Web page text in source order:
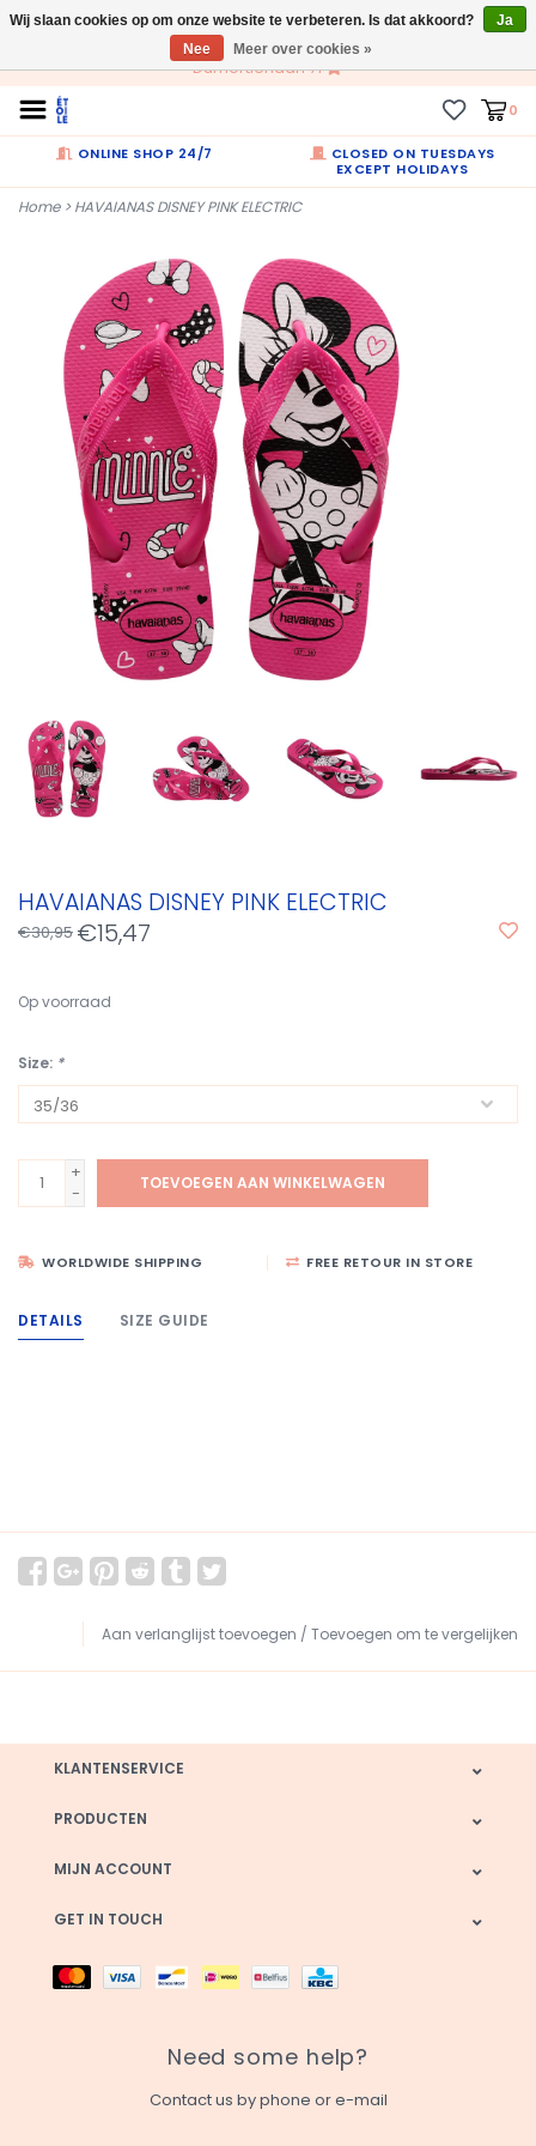
NL
Dumortierlaan 71
0
ONLINE SHOP 24/7
CLOSED ON TUESDAYS
EXCEPT HOLIDAYS
Home>HAVAIANAS DISNEY PINK ELECTRIC
HAVAIANAS DISNEY PINK ELECTRIC
€30,95 €15,47
Op voorraad
Size: *
+
-
TOEVOEGEN AAN WINKELWAGEN
WORLDWIDE SHIPPING FREE RETOUR IN STORE
DETAILS SIZE GUIDE
Aan verlanglijst toevoegen / Toevoegen om te vergelijken
KLANTENSERVICE
PRODUCTEN
MIJN ACCOUNT
GET IN TOUCH
Need some help?
Contact us by phone or e-mail
Wij slaan cookies op om onze website te verbeteren. Is dat akkoord?
Ja
Nee
Meer over cookies »